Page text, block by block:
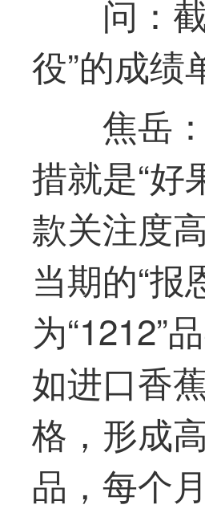
问：
役”的成绩
焦岳
措就是“好
款关注度
当期的“报
为“1212”
如进口香
格，形成
品，每个